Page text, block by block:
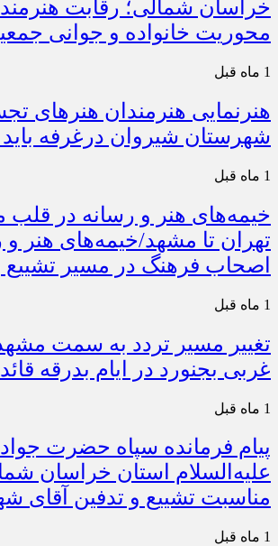
خراسان شمالی؛ رقابت
محوریت خانواده و جوانی
1 ماه قبل
هنرنمایی هنرمندان هنرهای
شهرستان شیروان درغرفه
1 ماه قبل
خیمه‌های هنر و رسانه در قلب
تهران تا مشهد/خیمه‌های هنر و
اصحاب فرهنگ در مسیر تشییع
1 ماه قبل
تغییر مسیر تردد به سمت
غربی بجنورد در ایام بدرقه
1 ماه قبل
پیام فرمانده سپاه حضرت
علیه‌السلام استان خراسان
مناسبت تشییع و تدفین آقای
1 ماه قبل